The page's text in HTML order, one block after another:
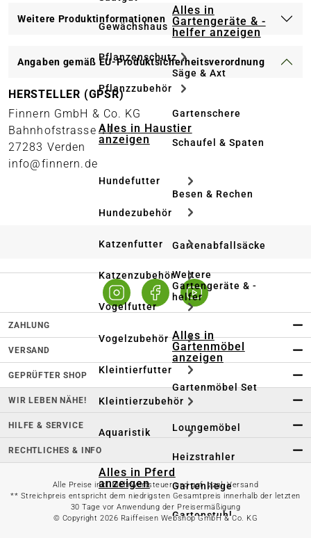
Gewächshaus
Pflanzenschutz
Pflanzzubehör
Alles in Haustier
anzeigen
Hundefutter
Hundezubehör
Katzenfutter
Katzenzubehör
Vogelfutter
Vogelzubehör
Kleintierfutter
Kleintierzubehör
Aquaristik
Alles in Pferd
anzeigen
Alles in
Gartengeräte & -
helfer anzeigen
Säge & Axt
Gartenschere
Schaufel & Spaten
Besen & Rechen
Gartenabfallsäcke
Weitere
Gartengeräte & -
helfer
Alles in
Gartenmöbel
anzeigen
Gartenmöbel Set
Loungemöbel
Heizstrahler
Gartenliege
Gartenstuhl
Weitere Produktinformationen
Angaben gemäß EU-Produktsicherheitsverordnung
HERSTELLER (GPSR)
Finnern GmbH & Co. KG
Bahnhofstrasse 11
27283 Verden
info@finnern.de
ZAHLUNG
VERSAND
GEPRÜFTER SHOP
WIR LEBEN NÄHE!
HILFE & SERVICE
RECHTLICHES & INFO
Alle Preise inkl. Mehrwertsteuer und ggf. zzgl. Versand
** Streichpreis entspricht dem niedrigsten Gesamtpreis innerhalb der letzten
30 Tage vor Anwendung der Preisermäßigung
© Copyright 2026 Raiffeisen Webshop GmbH & Co. KG